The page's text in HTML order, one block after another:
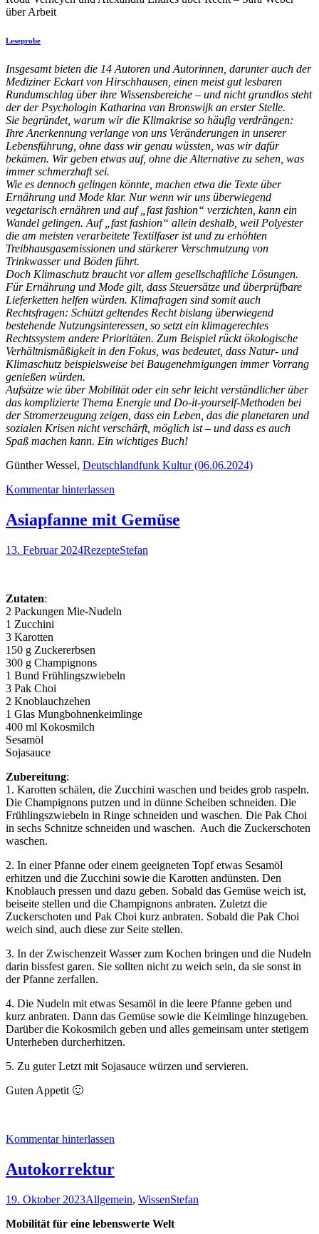
über Arbeit
Leseprobe
Insgesamt bieten die 14 Autoren und Autorinnen, darunter auch der
Mediziner Eckart von Hirschhausen, einen meist gut lesbaren
Rundumschlag über ihre Wissensbereiche – und nicht grundlos steht
der der Psychologin Katharina van Bronswijk an erster Stelle.
Sie begründet, warum wir die Klimakrise so häufig verdrängen:
Ihre Anerkennung verlange von uns Veränderungen in unserer
Lebensführung, ohne dass wir genau wüssten, was wir dafür
bekämen. Wir geben etwas auf, ohne die Alternative zu sehen, was
immer schmerzhaft sei.
Wie es dennoch gelingen könnte, machen etwa die Texte über
Ernährung und Mode klar. Nur wenn wir uns überwiegend
vegetarisch ernähren und auf „fast fashion“ verzichten, kann ein
Wandel gelingen. Auf „fast fashion“ allein deshalb, weil Polyester
die am meisten verarbeitete Textilfaser ist und zu erhöhten
Treibhausgasemissionen und stärkerer Verschmutzung von
Trinkwasser und Böden führt.
Doch Klimaschutz braucht vor allem gesellschaftliche Lösungen.
Für Ernährung und Mode gilt, dass Steuersätze und überprüfbare
Lieferketten helfen würden. Klimafragen sind somit auch
Rechtsfragen: Schützt geltendes Recht bislang überwiegend
bestehende Nutzungsinteressen, so setzt ein klimagerechtes
Rechtssystem andere Prioritäten. Zum Beispiel rückt ökologische
Verhältnismäßigkeit in den Fokus, was bedeutet, dass Natur- und
Klimaschutz beispielsweise bei Baugenehmigungen immer Vorrang
genießen würden.
Aufsätze wie über Mobilität oder ein sehr leicht verständlicher über
das komplizierte Thema Energie und Do-it-yourself-Methoden bei
der Stromerzeugung zeigen, dass ein Leben, das die planetaren und
sozialen Krisen nicht verschärft, möglich ist – und dass es auch
Spaß machen kann. Ein wichtiges Buch!
Günther Wessel, Deutschlandfunk Kultur (06.06.2024)
Kommentar hinterlassen
Asiapfanne mit Gemüse
13. Februar 2024RezepteStefan
Zutaten:
2 Packungen Mie-Nudeln
1 Zucchini
3 Karotten
150 g Zuckererbsen
300 g Champignons
1 Bund Frühlingszwiebeln
3 Pak Choi
2 Knoblauchzehen
1 Glas Mungbohnenkeimlinge
400 ml Kokosmilch
Sesamöl
Sojasauce
Zubereitung:
1. Karotten schälen, die Zucchini waschen und beides grob raspeln.
Die Champignons putzen und in dünne Scheiben schneiden. Die
Frühlingszwiebeln in Ringe schneiden und waschen. Die Pak Choi
in sechs Schnitze schneiden und waschen. Auch die Zuckerschoten
waschen.
2. In einer Pfanne oder einem geeigneten Topf etwas Sesamöl
erhitzen und die Zucchini sowie die Karotten andünsten. Den
Knoblauch pressen und dazu geben. Sobald das Gemüse weich ist,
beiseite stellen und die Champignons anbraten. Zuletzt die
Zuckerschoten und Pak Choi kurz anbraten. Sobald die Pak Choi
weich sind, auch diese zur Seite stellen.
3. In der Zwischenzeit Wasser zum Kochen bringen und die Nudeln
darin bissfest garen. Sie sollten nicht zu weich sein, da sie sonst in
der Pfanne zerfallen.
4. Die Nudeln mit etwas Sesamöl in die leere Pfanne geben und
kurz anbraten. Dann das Gemüse sowie die Keimlinge hinzugeben.
Darüber die Kokosmilch geben und alles gemeinsam unter stetigem
Unterheben durcherhitzen.
5. Zu guter Letzt mit Sojasauce würzen und servieren.
Guten Appetit 🙂
Kommentar hinterlassen
Autokorrektur
19. Oktober 2023Allgemein, WissenStefan
Mobilität für eine lebenswerte Welt